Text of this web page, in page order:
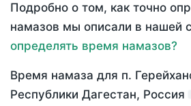
Подробно о том, как точно
намазов мы описали в нашей
определять время намазов?
Время намаза для п.
Республики Дагестан, Россия